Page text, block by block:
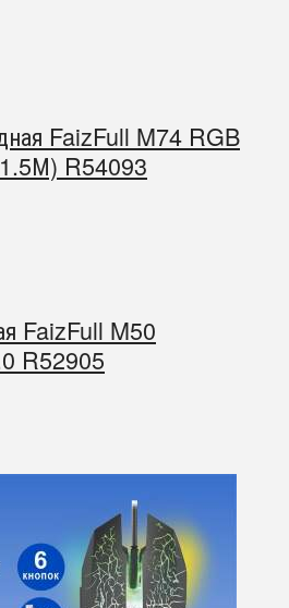
FaizFull M74 RGB
1.5М) R54093
FaizFull M50
R52905